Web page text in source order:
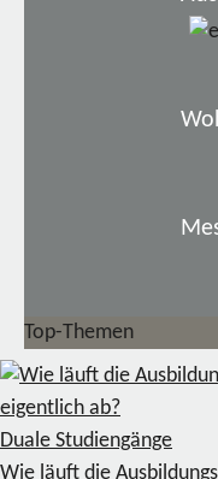
Top-Themen
Duale Studiengänge
Wie läuft die